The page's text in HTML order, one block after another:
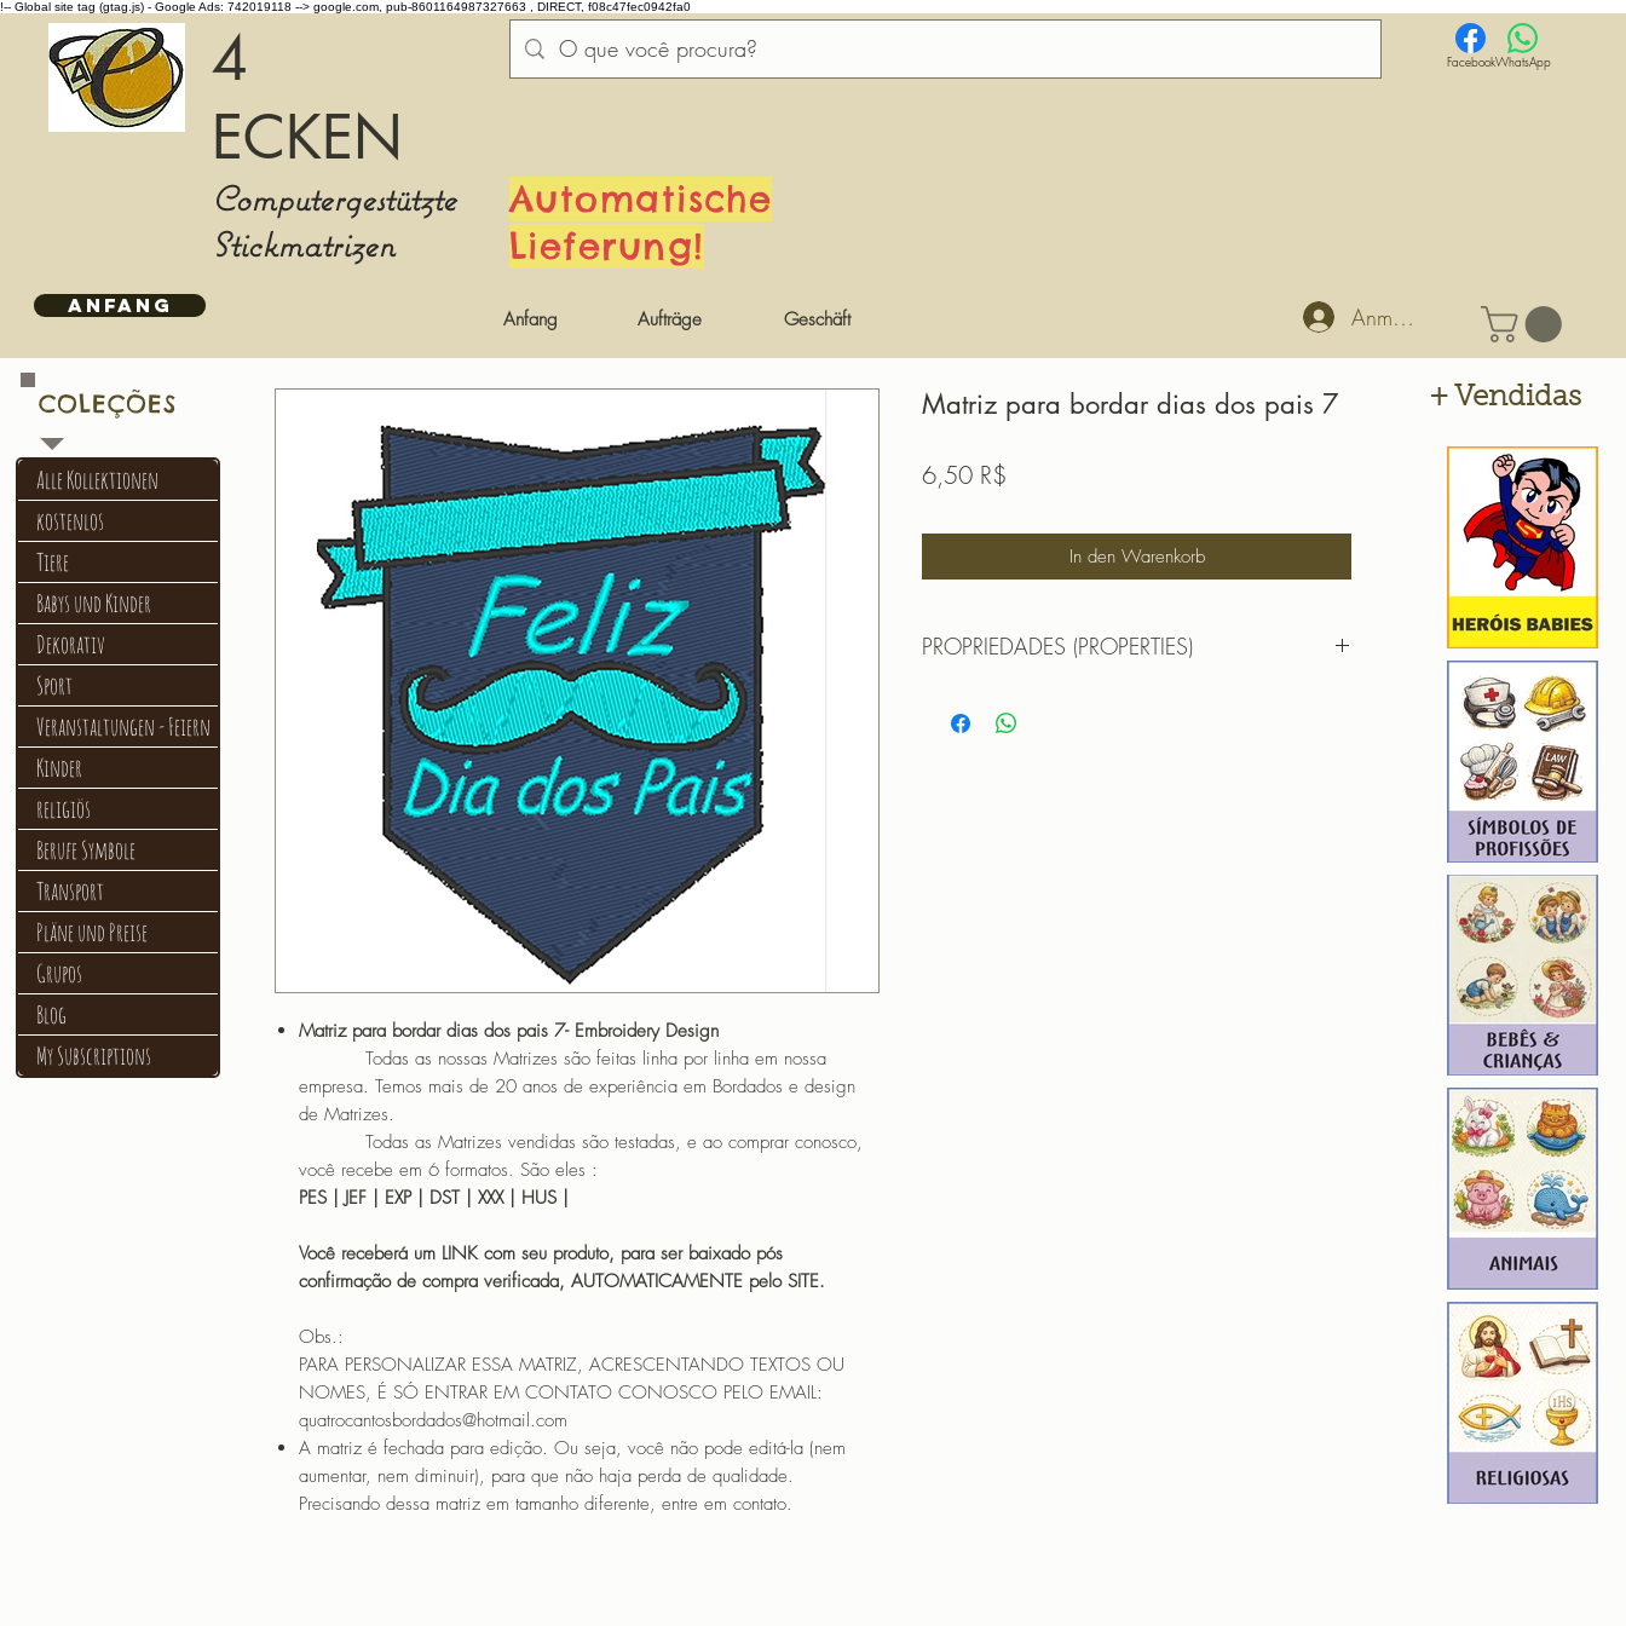
!-- Global site tag (gtag.js) - Google Ads: 742019118 --> google.com, pub-8601164987327663 , DIRECT, f08c47fec0942fa0
4
ECKEN
Computergestützte
Stickmatrizen
Automatische
Lieferung!
FacebookWhatsApp
ANFANG
Anfang Aufträge Geschäft Anmelden
Matriz para bordar dias dos pais 7- Embroidery Design
Todas as nossas Matrizes são feitas linha por linha em nossa
empresa. Temos mais de 20 anos de experiência em Bordados e design
de Matrizes.
Todas as Matrizes vendidas são testadas, e ao comprar conosco,
você recebe em 6 formatos. São eles :
PES | JEF | EXP | DST | XXX | HUS |
Você receberá um LINK com seu produto, para ser baixado pós
confirmação de compra verificada, AUTOMATICAMENTE pelo SITE.
Obs.:
PARA PERSONALIZAR ESSA MATRIZ, ACRESCENTANDO TEXTOS OU
NOMES, É SÓ ENTRAR EM CONTATO CONOSCO PELO EMAIL:
quatrocantosbordados@hotmail.com
A matriz é fechada para edição. Ou seja, você não pode editá-la (nem
aumentar, nem diminuir), para que não haja perda de qualidade.
Precisando dessa matriz em tamanho diferente, entre em contato.
Matriz para bordar dias dos pais 7
6,50 R$
In den Warenkorb
PROPRIEDADES (PROPERTIES)
TAMANHO (SIZE) : 12,7cm X13,9cm
Alle Kollektionen
kostenlos
Tiere
Babys und Kinder
Dekorativ
Sport
Veranstaltungen - Feiern
Kinder
religiös
Berufe Symbole
Transport
Pläne und Preise
Grupos
Blog
My Subscriptions
COLEÇÕES + Vendidas